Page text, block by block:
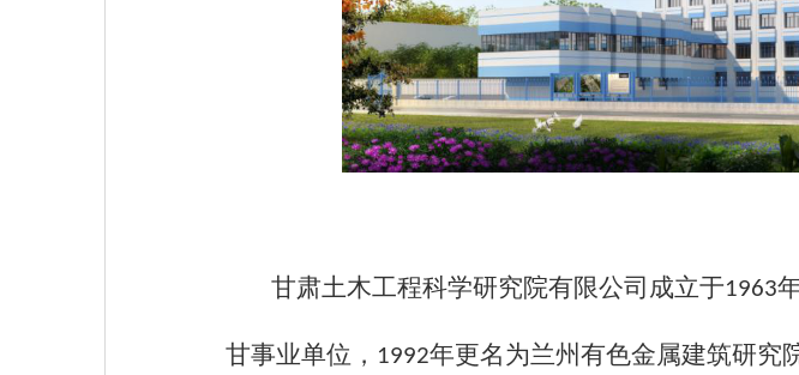
甘肃土木工程科学研究院有限公司成立于1963
甘事业单位， 1992年更名为兰州有色金属建筑研究